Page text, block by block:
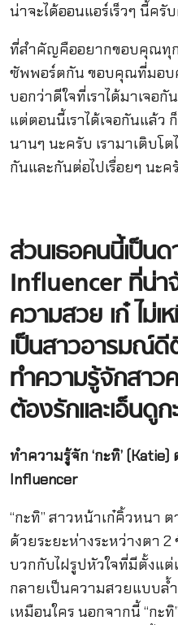
น่าจะได้ออนแอร์เร็วๆ นี้ครั
ที่สำคัญคืออยากขอบคุณทุ
ซัพพอร์ตกัน ขอบคุณที่มอบ
บอกว่าดีใจที่เราได้มาเจอ
แต่ตอนนี้เราได้เจอกันแล้ว
นานๆ นะครับ เรามาเติบโ
กันและกันต่อไปเรื่อยๆ นะค
ส่วนเธอคนนี้เป็น
Influencerที่น่า
ความสวย เก๋ ไม่
เป็นสาวอารมณ์
ทำความรู้จักสาว
ต้องรักและเอ็นดูก
ทำความรู้จัก ‘กะทิ’ (Katie)
Influencer
“กะทิ” สาวหน้าเก๋คิ้วหนา
ด้วยระยะห่างระหว่างตา
บวกกับไฝรูปหัวใจที่มีตั้งแต่
กลายเป็นความสวยแบบล้
เหมือนใคร นอกจากนี้ “กะ